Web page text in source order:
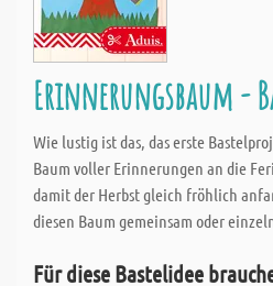
Erinnerungsbaum -
Wie lustig ist das, das erste
Baum voller Erinnerungen an die
damit der Herbst gleich fröhlich
diesen Baum gemeinsam oder
Für diese Bastelidee